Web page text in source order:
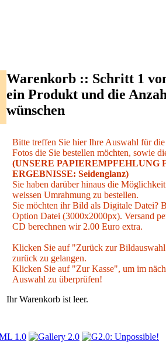
Warenkorb :: Schritt 1
ein Produkt und die
wünschen
Bitte treffen Sie hier Ihre Auswahl für
Fotos die Sie bestellen möchten, sowie
(UNSERE PAPIEREMPFEHLUNG
ERGEBNISSE: Seidenglanz)
Sie haben darüber hinaus die
weissen Umrahmung zu bestellen.
Sie möchten ihr Bild als Digitale Datei?
Option Datei (3000x2000px). Versand
CD berechnen wir 2.00 Euro extra.
Klicken Sie auf "Zurück zur
zurück zu gelangen.
Klicken Sie auf "Zur Kasse", um im
Auswahl zu überprüfen!
Ihr Warenkorb ist leer.